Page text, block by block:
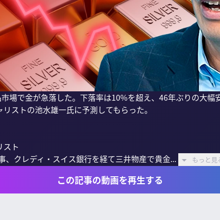
場で金が急落した。下落率は10%を超え、46年ぶりの大幅
ストの池水雄一氏に予測してもらった。
スト
、クレディ・スイス銀行を経て三井物産で貴金...
もっと見
この記事の動画を再生する